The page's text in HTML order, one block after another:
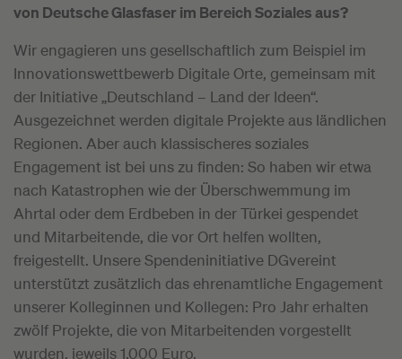
von Deutsche Glasfaser im Bereich Soziales aus?
Wir engagieren uns gesellschaftlich zum Beispiel im
Innovationswettbewerb Digitale Orte, gemeinsam mit
der Initiative „Deutschland – Land der Ideen“.
Ausgezeichnet werden digitale Projekte aus ländlichen
Regionen. Aber auch klassischeres soziales
Engagement ist bei uns zu finden: So haben wir etwa
nach Katastrophen wie der Überschwemmung im
Ahrtal oder dem Erdbeben in der Türkei gespendet
und Mitarbeitende, die vor Ort helfen wollten,
freigestellt. Unsere Spendeninitiative DGvereint
unterstützt zusätzlich das ehrenamtliche Engagement
unserer Kolleginnen und Kollegen: Pro Jahr erhalten
zwölf Projekte, die von Mitarbeitenden vorgestellt
wurden, jeweils 1.000 Euro.